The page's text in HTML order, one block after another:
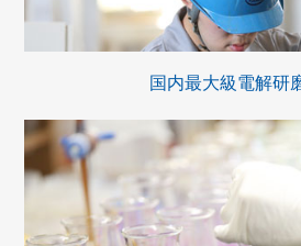
国内最大級電解研